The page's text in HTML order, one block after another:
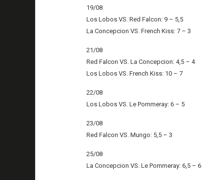
19/08
Los Lobos VS. Red Falcon: 9 – 5,5
La Concepcion VS. French Kiss: 7 – 3
21/08
Red Falcon VS. La Concepcion: 4,5 – 4
Los Lobos VS. French Kiss: 10 – 7
22/08
Los Lobos VS. Le Pommeray: 6 – 5
23/08
Red Falcon VS. Mungo: 5,5 – 3
25/08
La Concepcion VS. Le Pommeray: 6,5 – 6